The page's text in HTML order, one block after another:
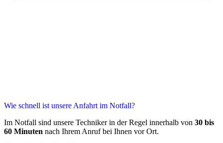
Wie schnell ist unsere Anfahrt im Notfall?
Im Notfall sind unsere Techniker in der Regel innerhalb von 30 bis
60 Minuten nach Ihrem Anruf bei Ihnen vor Ort.